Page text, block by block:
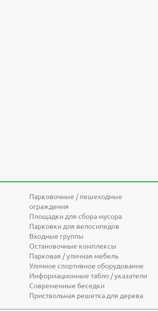
Парковочные / пешеходные
ограждения
Площадки для сбора мусора
Парковки для велосипедов
Входные группы
Остановочные комплексы
Парковая / уличная мебель
Уличное спортивное оборудование
Информационные табло / указатели
Современные беседки
Приствольная решетка для дерева